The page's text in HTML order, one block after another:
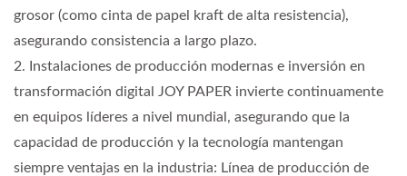
grosor (como cinta de papel kraft de alta resistencia),
asegurando consistencia a largo plazo.
2. Instalaciones de producción modernas e inversión en
transformación digital JOY PAPER invierte continuamente
en equipos líderes a nivel mundial, asegurando que la
capacidad de producción y la tecnología mantengan
siempre ventajas en la industria: Línea de producción de